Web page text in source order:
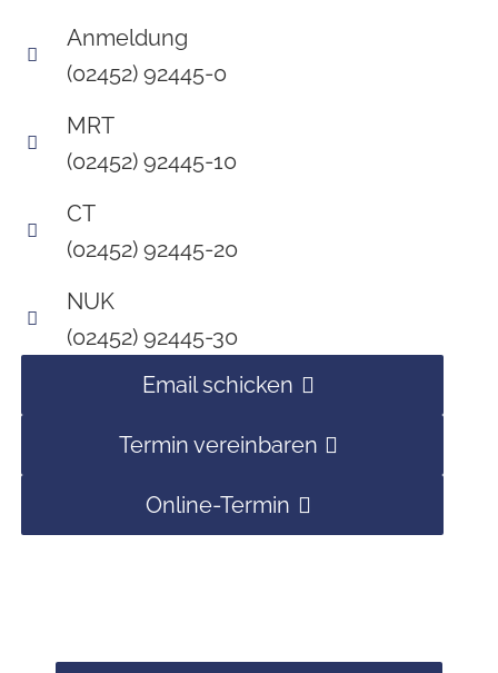
Anmeldung
(02452) 92445-0
MRT
(02452) 92445-10
CT
(02452) 92445-20
NUK
(02452) 92445-30
Email schicken
Termin vereinbaren
Online-Termin